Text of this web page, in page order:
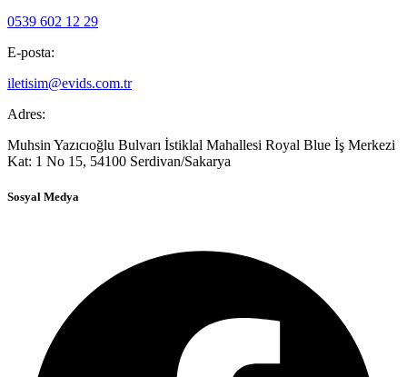
0539 602 12 29
E-posta:
iletisim@evids.com.tr
Adres:
Muhsin Yazıcıoğlu Bulvarı İstiklal Mahallesi Royal Blue İş Merkezi
Kat: 1 No 15, 54100 Serdivan/Sakarya
Sosyal Medya